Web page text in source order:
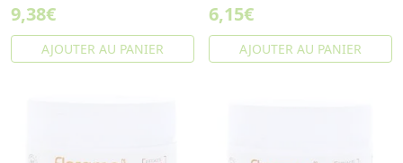
9,38€
AJOUTER AU PANIER
6,15€
AJOUTER AU PANIER